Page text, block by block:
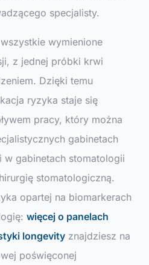
specjalisty.
wymienione
z jednej próbki krwi
Dzięki temu
ryzyka staje się
pracy, który można
gabinetach
gabinetach stomatologii
stomatologiczną.
opartej na biomarkerach
więcej o panelach
longevity znajdziesz na
poświęconej